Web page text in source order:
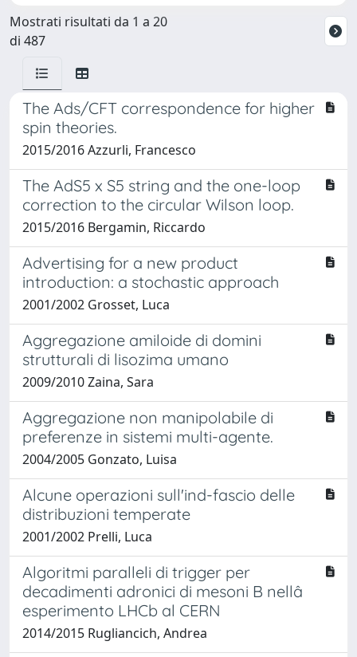
Mostrati risultati da 1 a 20
di 487
The Ads/CFT correspondence for higher
spin theories.
2015/2016 Azzurli, Francesco
The AdS5 x S5 string and the one-loop
correction to the circular Wilson loop.
2015/2016 Bergamin, Riccardo
Advertising for a new product
introduction: a stochastic approach
2001/2002 Grosset, Luca
Aggregazione amiloide di domini
strutturali di lisozima umano
2009/2010 Zaina, Sara
Aggregazione non manipolabile di
preferenze in sistemi multi-agente.
2004/2005 Gonzato, Luisa
Alcune operazioni sull'ind-fascio delle
distribuzioni temperate
2001/2002 Prelli, Luca
Algoritmi paralleli di trigger per
decadimenti adronici di mesoni B nellâ
esperimento LHCb al CERN
2014/2015 Rugliancich, Andrea